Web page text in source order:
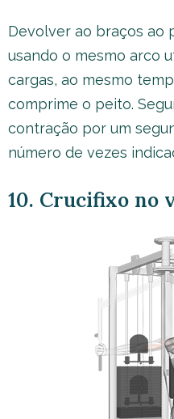
Devolver ao braços ao
usando o mesmo arco
cargas, ao mesmo
comprime o peito.
contração por um
número de vezes
10. Crucifixo no